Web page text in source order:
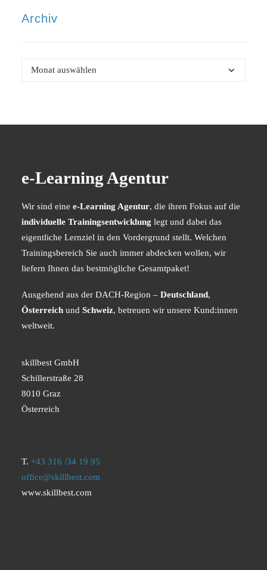
Archiv
Archiv
e-Learning Agentur
Wir sind eine e-Learning Agentur, die ihren Fokus auf die
individuelle Trainingsentwicklung legt und dabei das
eigentliche Lernziel in den Vordergrund stellt. Welchen
Trainingsbereich Sie auch immer abdecken wollen, wir
liefern Ihnen das bestmögliche Gesamtpaket!
Ausgehend aus der DACH-Region – Deutschland,
Österreich und Schweiz, betreuen wir unsere Kund:innen
weltweit.
skillbest GmbH
Schillerstraße 28
8010 Graz
Österreich
T. +43 316 /34 19 95
office@skillbest.com
www.skillbest.com